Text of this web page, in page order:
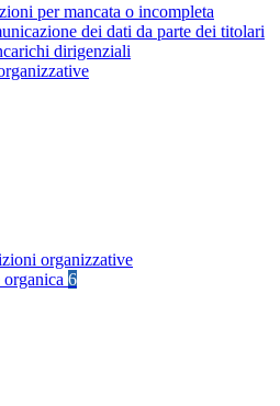
per mancata o incompleta
dei dati da parte dei titolari
dirigenziali
organizzative
6